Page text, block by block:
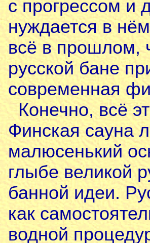
с прогрессом и
нуждается в
всё в прошлом,
русской бане
современная
Конечно, всё
Финская сауна
малюсенький
глыбе великой
банной идеи.
как
водной